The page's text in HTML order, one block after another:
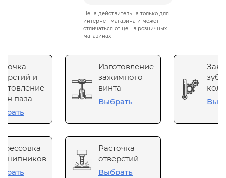
Цена действительна только для
интернет-магазина и может
отличаться от цен в розничных
магазинах
и
паза
Изготовление
зажимного
винта
Выбрать
Расточка
отверстий
Выбрать